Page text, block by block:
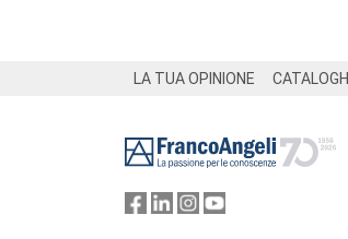
LA TUA OPINIONE CATALOGHI